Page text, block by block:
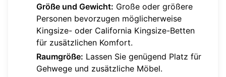
Größe und Gewicht: Große oder größere
Personen bevorzugen möglicherweise
Kingsize- oder California Kingsize-Betten
für zusätzlichen Komfort.
Raumgröße: Lassen Sie genügend Platz für
Gehwege und zusätzliche Möbel.